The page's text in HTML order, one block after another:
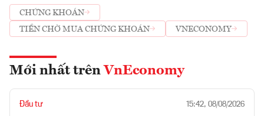
CHỨNG KHOÁN
TIỀN CHỜ MUA CHỨNG KHOÁN
VNECONOMY
Mới nhất trên VnEconomy
Đầu tư 15:42, 08/08/2026